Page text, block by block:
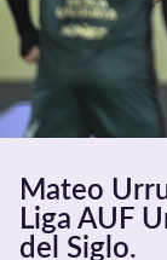
Mateo
Liga AUF
del Siglo.